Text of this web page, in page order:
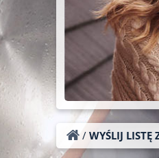
/ WYŚLIJ LISTĘ